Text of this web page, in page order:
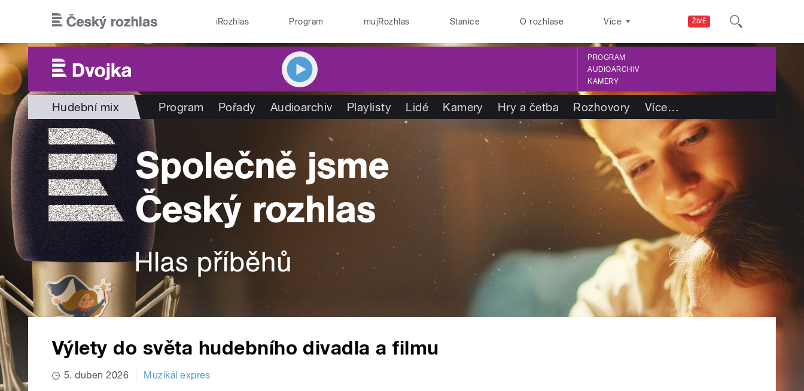
ŽIVĚ
iRozhlas Program mujRozhlas Stanice O rozhlase Více
PROGRAM
AUDIOARCHIV
KAMERY
Hudební mix Program Pořady Audioarchiv Playlisty Lidé Kamery Hry a četba Rozhovory Více…
Výlety do světa hudebního divadla a filmu
5. duben 2026 Muzikál expres